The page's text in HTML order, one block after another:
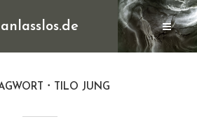
anlasslos.de
TILO JUNG